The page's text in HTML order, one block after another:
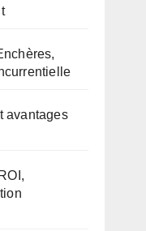
avantages